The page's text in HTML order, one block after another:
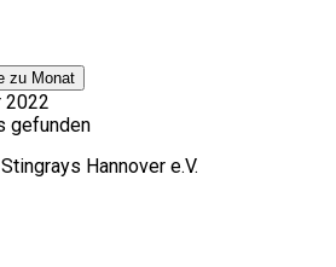
zu Monat
2022
gefunden
Hannover e.V.